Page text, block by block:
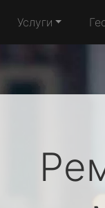
Услуги